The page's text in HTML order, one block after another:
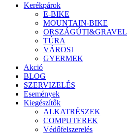
Kerékpárok
E-BIKE
MOUNTAIN-BIKE
ORSZÁGÚTI&GRAVEL
TÚRA
VÁROSI
GYERMEK
Akció
BLOG
SZERVIZELÉS
Események
Kiegészítők
ALKATRÉSZEK
COMPUTEREK
Védőfelszerelés